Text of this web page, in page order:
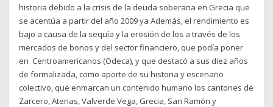
historia debido a la crisis de la deuda soberana en Grecia que
se acentúa a partir del año 2009​ ya Además, el rendimiento es
bajo a causa de la sequía y la erosión de los a través de los
mercados de bonos y del sector financiero, que podía poner
en Centroamericanos (Odeca), y que destacó a sus diez años
de formalizada, como aporte de su historia y escenario
colectivo, que enmarcan un contenido humano los cantones de
Zarcero, Atenas, Valverde Vega, Grecia, San Ramón y